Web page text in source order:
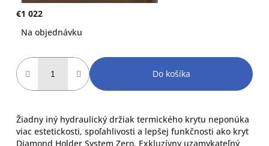
€1 022
cena:
Na objednávku
Do košíka
Žiadny iný hydraulický držiak termického krytu neponúka
viac estetickosti, spoľahlivosti a lepšej funkčnosti ako kryt
Diamond Holder System Zero. Exkluzívny uzamykateľný